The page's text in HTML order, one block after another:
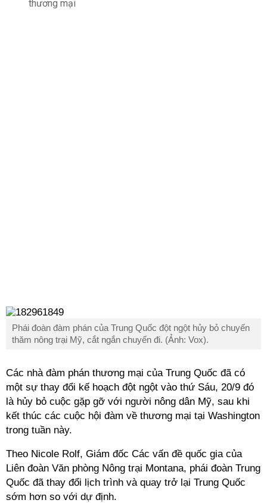
thương mại
Phái đoàn đàm phán của Trung Quốc đột ngột hủy bỏ chuyến
thăm nông trại Mỹ, cắt ngắn chuyến đi. (Ảnh: Vox).
Các nhà đàm phán thương mại của Trung Quốc đã có
một sự thay đổi kế hoạch đột ngột vào thứ Sáu, 20/9 đó
là hủy bỏ cuộc gặp gỡ với người nông dân Mỹ, sau khi
kết thúc các cuộc hội đàm về thương mại tại Washington
trong tuần này.
Theo Nicole Rolf, Giám đốc Các vấn đề quốc gia của
Liên đoàn Văn phòng Nông trại Montana, phái đoàn Trung
Quốc đã thay đổi lịch trình và quay trở lại Trung Quốc
sớm hơn so với dự định.